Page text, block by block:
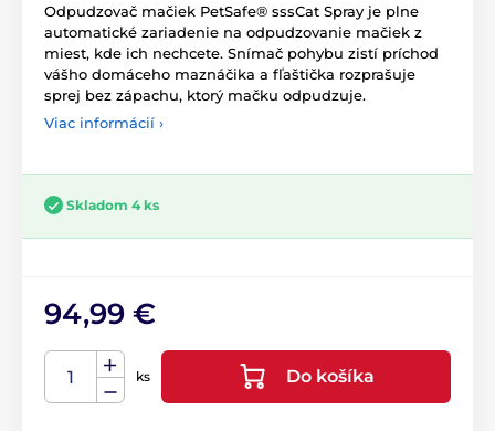
Odpudzovač mačiek PetSafe® sssCat Spray je plne
automatické zariadenie na odpudzovanie mačiek z
miest, kde ich nechcete. Snímač pohybu zistí príchod
vášho domáceho maznáčika a fľaštička rozprašuje
sprej bez zápachu, ktorý mačku odpudzuje.
Viac informácií ›
Skladom 4 ks
94,99 €
ks Do košíka